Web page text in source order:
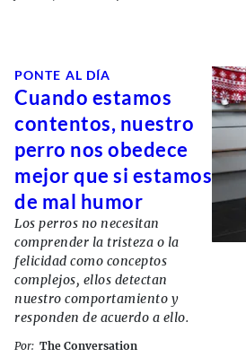
PONTE AL DÍA
Cuando estamos
contentos, nuestro
perro nos obedece
mejor que si estamos
de mal humor
Los perros no necesitan
comprender la tristeza o la
felicidad como conceptos
complejos, ellos detectan
nuestro comportamiento y
responden de acuerdo a ello.
Por: The Conversation